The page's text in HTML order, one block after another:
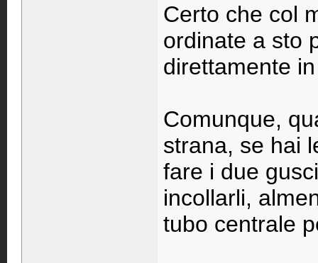
Certo che col
ordinate a sto
direttamente
Comunque,
strana, se hai
fare i due
incollarli,
tubo centrale